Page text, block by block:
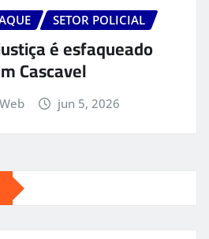
SETOR POLICIAL
é esfaqueado
Cascavel
jun 5, 2026